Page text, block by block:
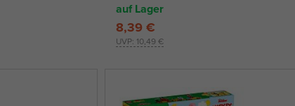
auf Lager
UVP: 10,49 €
8,39 €